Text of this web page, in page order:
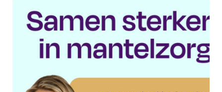
Swan Welzijn past activiteiten
in Kesteren aan